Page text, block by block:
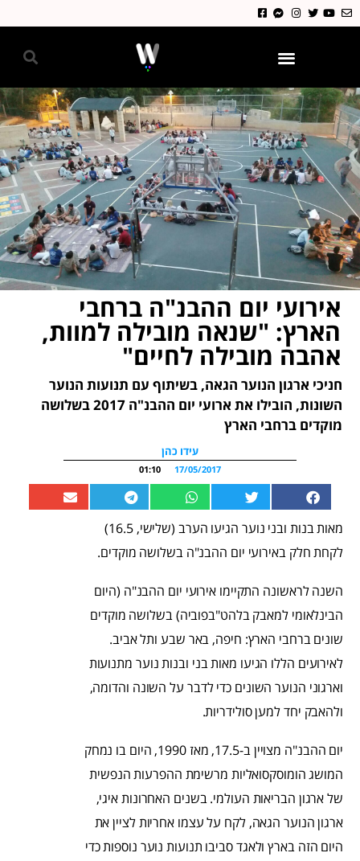
אירועי יום ההבנ"ה ברחבי
הארץ: "שנאה מובילה למוות,
אהבה מובילה לחיים"
חניכי ארגון הנוער הגאה, בשיתוף עם תנועות הנוער
השונות, הובילו את ארועי יום ההבנ"ה 2017 בשלושה
מוקדים ברחבי הארץ
עידו כהן
17/05/2017
01:10
מאות בנות ובני נוער הגיעו הערב (שלישי, 16.5)
לקחת חלק באירועי יום ההבנ"ה בשלושה מוקדים.
השנה לראשונה התקיימו אירועי יום ההבנ"ה (היום
הבינלאומי למאבק בלהט"בפוביה) בשלושה מוקדים
שונים ברחבי הארץ: חיפה, באר שבע ותל אביב.
לאירועים הללו הגיעו מאות בני ובנות נוער מתנועות
וארגוני הנוער השונים כדי לדבר על השונה והדומה,
ולהאבק יחד למען סולידריות.
יום ההבנ"ה מצויין ב-17.5, מאז 1990, היום בו נמחק
המושג הומוסקסואליות מרשימת ההפרעות הנפשית
של ארגון הבריאות העולמי. בשנים האחרונות איגי,
ארגון הנוער הגאה, לקח על עצמו אחריות לציין את
היום הזה בארץ ולאגד סביבו תנועות נוער נוספות כדי